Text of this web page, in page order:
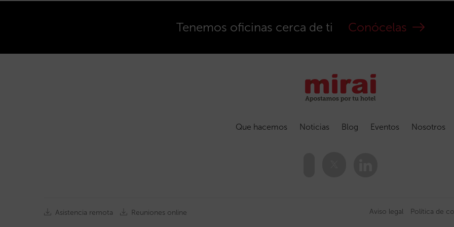
Tenemos oficinas cerca de ti Conócelas
Que hacemos Noticias Blog Eventos Nosotros
Asistencia remota Reuniones online Aviso legal Política de